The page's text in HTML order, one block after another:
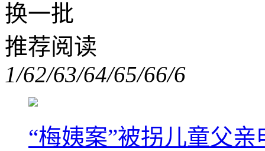
换一批
推荐阅读
1/62/63/64/65/66/6
“梅姨案”被拐儿童父